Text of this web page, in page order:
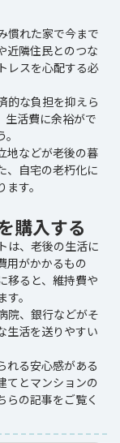
慣れた家で今まで
近隣住民とのつな
レスを心配する必
的な負担を抑えら
生活費に余裕がで
地などが老後の暮
、自宅の老朽化に
す。
購入する
は、老後の生活に
用がかかるもの
移ると、維持費や
。
院、銀行などがそ
生活を送りやすい
れる安心感がある
てとマンションの
らの記事をご覧く